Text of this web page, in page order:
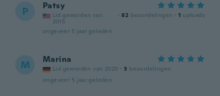
P Patsy
Lid geworden van
2015
· 82 beoordelingen · 1 uploads
ongeveer 5 jaar geleden
M Marina
Lid geworden van 2020 · 3 beoordelingen
ongeveer 5 jaar geleden